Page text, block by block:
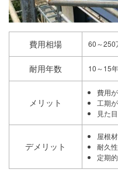
費用相場 60～250
耐用年数 10～15年
メリット
費用
工期
見た
デメリット
屋根
耐久
定期